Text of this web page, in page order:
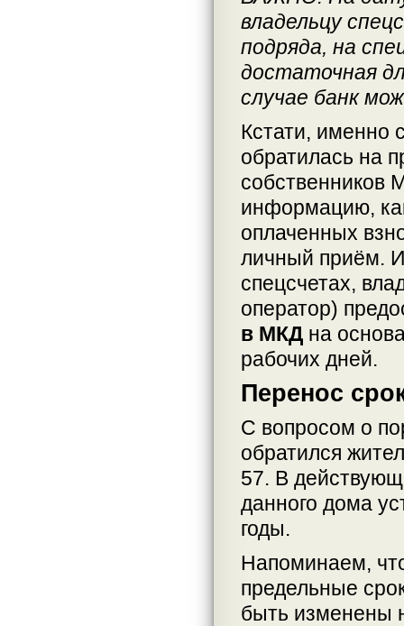
владельцу
подряда, на
достаточная
случае банк
Кстати, именно
обратилась на
собственников
информацию,
оплаченных
личный приём.
спецсчетах,
оператор)
в МКДна
рабочих дней.
Перенос
С вопросом о
обратился
57. В
данного дома
годы.
Напоминаем,
предельные
быть изменены